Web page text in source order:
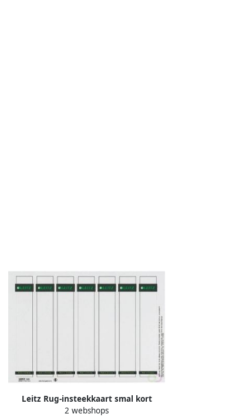
Leitz Rug-insteekkaart smal kort
31x190mm wit 175 stuks
2 webshops